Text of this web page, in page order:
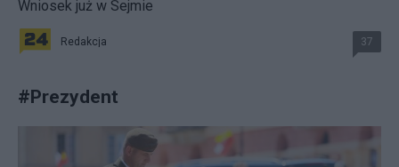
Wniosek już w Sejmie
Redakcja 37
#Prezydent